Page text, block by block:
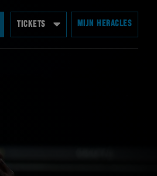
TICKETS MIJN HERACLES